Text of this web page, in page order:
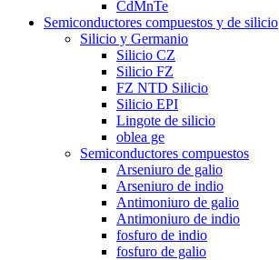
CdMnTe
Semiconductores compuestos y de silicio
Silicio y Germanio
Silicio CZ
Silicio FZ
FZ NTD Silicio
Silicio EPI
Lingote de silicio
oblea ge
Semiconductores compuestos
Arseniuro de galio
Arseniuro de indio
Antimoniuro de galio
Antimoniuro de indio
fosfuro de indio
fosfuro de galio